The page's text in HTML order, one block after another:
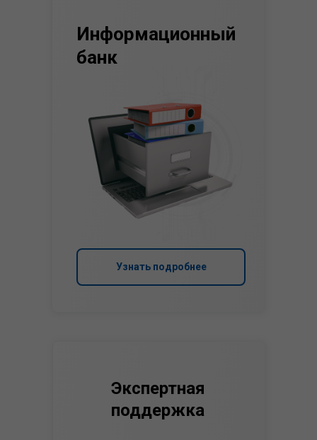
Узнать подробнее
Информационный
банк
Экспертная
поддержка